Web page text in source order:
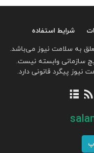
شرایط استفاده
به سلامت نیوز می‌باشد.
سازمانی وابسته نیست.
نیوز پیگرد قانونی دارد.